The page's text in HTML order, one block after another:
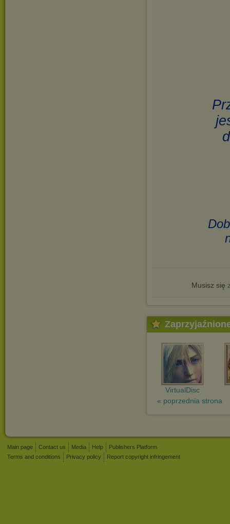
Musisz się
VirtualDisc
« poprzednia strona
Main page Contact us Media Help
Publishers Platform
Terms and conditions
Privacy policy Report copyright infringement